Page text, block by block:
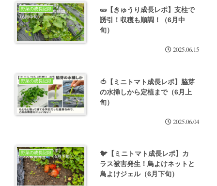
野菜の成長記録
🥒【きゅうり成長レポ】支柱で
誘引！収穫も順調！（6月中
旬）
2025.06.15
野菜の成長記録
🍅【ミニトマト成長レポ】脇芽
の水挿しから定植まで（6月上
旬）
2025.06.04
野菜の成長記録
🐦【ミニトマト成長レポ】カ
ラス被害発生！鳥よけネットと
鳥よけジェル（6月下旬）